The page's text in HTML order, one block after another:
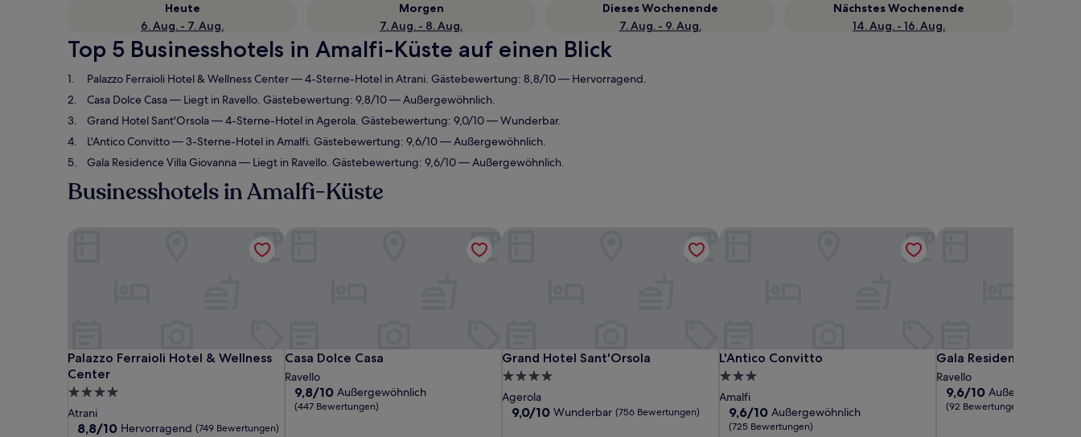
Heute
6. Aug. - 7. Aug.
Morgen
7. Aug. - 8. Aug.
Dieses Wochenende
7. Aug. - 9. Aug.
Nächstes Wochenende
14. Aug. - 16. Aug.
Top 5 Businesshotels in Amalfi-Küste auf einen Blick
Palazzo Ferraioli Hotel & Wellness Center— 4-Sterne-Hotel in Atrani. Gästebewertung: 8,8/10 — Hervorragend.
Casa Dolce Casa— Liegt in Ravello. Gästebewertung: 9,8/10 — Außergewöhnlich.
Grand Hotel Sant'Orsola— 4-Sterne-Hotel in Agerola. Gästebewertung: 9,0/10 — Wunderbar.
L'Antico Convitto— 3-Sterne-Hotel in Amalfi. Gästebewertung: 9,6/10 — Außergewöhnlich.
Gala Residence Villa Giovanna— Liegt in Ravello. Gästebewertung: 9,6/10 — Außergewöhnlich.
Businesshotels in Amalfi-Küste
Palazzo Ferraioli Hotel & Wellness
Center
Palazzo Ferraioli Hotel & Wellness Center
4.0-
Sterne-
Unterkunft
Atrani
8.8
8,8/10 Hervorragend (749 Bewertungen)
Palazzo Ferraioli Hotel & Wellness Center
Casa Dolce Casa
Casa Dolce Casa
Ravello
9.8
von
9,8/10 Außergewöhnlich
(447 Bewertungen)
Grand Hotel Sant'Orsola
Grand Hotel Sant'Orsola
4.0-
Sterne-
Unterkunft
Agerola
9.0
9,0/10 Wunderbar (756 Bewertungen)
L'Antico Convitto
L'Antico Convitto
3.0-
Sterne-
Unterkunft
Amalfi
9.6
von
9,6/10 Außergewöhnlich
(725 Bewertungen)
Gala Residence Villa
Gala Residence Villa
Ravello
9.6
von
9,6/10 Außergewöhnlich
(92 Bewertungen)